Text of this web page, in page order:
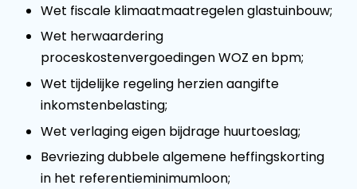
Wet fiscale klimaatmaatregelen glastuinbouw;
Wet herwaardering
proceskostenvergoedingen WOZ en bpm;
Wet tijdelijke regeling herzien aangifte
inkomstenbelasting;
Wet verlaging eigen bijdrage huurtoeslag;
Bevriezing dubbele algemene heffingskorting
in het referentieminimumloon;